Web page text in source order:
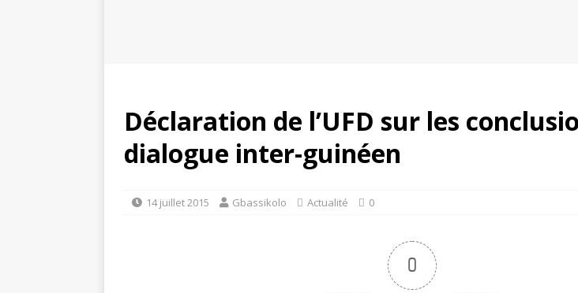
Déclaration de l’UFD sur les
dialogue inter-guinéen
14 juillet 2015 Gbassikolo Actualité 0
0